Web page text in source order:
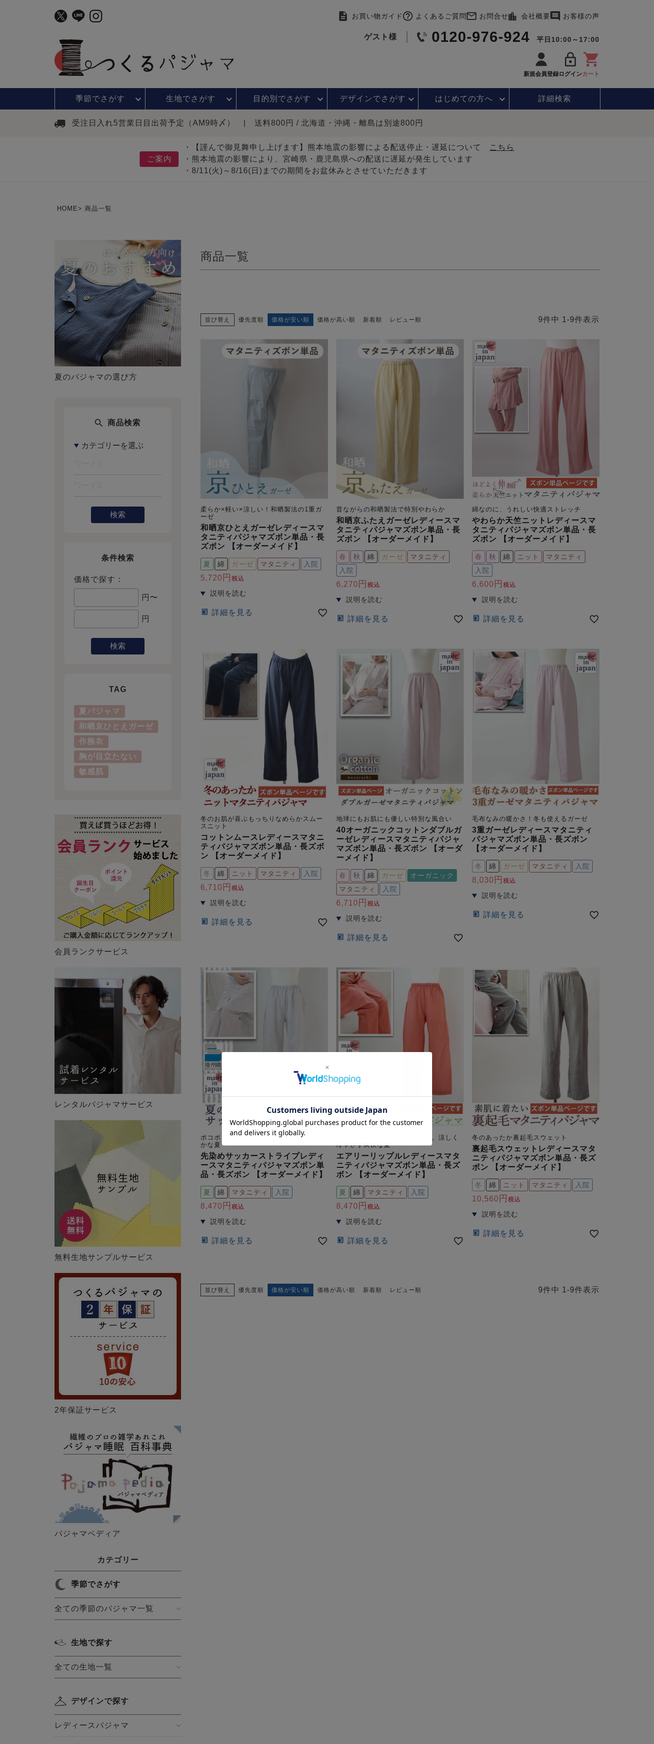
お買い物ガイド よくあるご質問 お問合せ 会社概要 お客様の声
ゲスト様 0120-976-924 平日10:00～17:00
新規会員登録ログインカート
季節でさがす 生地でさがす 目的別でさがす デザインでさがす はじめての方へ 詳細検索
受注日入れ5営業日目出荷予定（AM9時〆） 送料800円 / 北海道・沖縄・離島は別途800円
ご案内
・【謹んで御見舞申し上げます】熊本地震の影響による配送停止・遅延について
こちら
・熊本地震の影響により、宮崎県・鹿児島県への配送に遅延が発生しています
・8/11(火)～8/16(日)までの期間をお盆休みとさせていただきます
HOME 商品一覧
夏のパジャマの選び方
商品検索
検索
条件検索
価格で探す：
円〜
円
検索
TAG
夏パジャマ
和晒京ひとえガーゼ
作務衣
胸が目立たない
敏感肌
会員ランクサービス
レンタルパジャマサービス
無料生地サンプルサービス
2年保証サービス
パジャマペディア
カテゴリー
季節でさがす
全ての季節のパジャマ一覧
生地で探す
全ての生地一覧
デザインで探す
レディースパジャマ
商品一覧
並び替え 優先度順 価格が安い順 価格が高い順 新着順 レビュー順 9件中 1 -9件表示
柔らか×軽い×涼しい！和晒製法の1重ガ
ーゼ
和晒京ひとえガーゼレディースマ
タニティパジャマズボン単品・長
ズボン 【オーダーメイド】
夏 綿 ガーゼ マタニティ 入院
5,720 税込
詳細を見る
昔ながらの和晒製法で特別やわらか
和晒京ふたえガーゼレディースマ
タニティパジャマズボン単品・長
ズボン 【オーダーメイド】
春 秋 綿 ガーゼ
マタニティ
入院
6,270 税込
詳細を見る
綿なのに、うれしい快適ストレッチ
やわらか天竺ニットレディースマ
タニティパジャマズボン単品・長
ズボン 【オーダーメイド】
春 秋 綿 ニット
マタニティ
入院
6,600 税込
詳細を見る
冬のお肌が喜ぶもっちりなめらかスムー
スニット
コットンムースレディースマタニ
ティパジャマズボン単品・長ズボ
ン 【オーダーメイド】
冬 綿 ニット マタニティ 入院
6,710 税込
詳細を見る
地球にもお肌にも優しい特別な風合い
40オーガニックコットンダブルガ
ーゼレディースマタニティパジャ
マズボン単品・長ズボン 【オーダ
ーメイド】
春 秋 綿 ガーゼ
オーガニック
マタニティ
入院
6,710 税込
詳細を見る
毛布なみの暖かさ！冬も使えるガーゼ
3重ガーゼレディースマタニティ
パジャマズボン単品・長ズボン
【オーダーメイド】
冬 綿 ガーゼ マタニティ 入院
8,030 税込
詳細を見る
ポコポコ感でベタつかない！涼しい爽や
かな夏
先染めサッカーストライプレディ
ースマタニティパジャマズボン単
品・長ズボン 【オーダーメイド】
夏 綿 マタニティ 入院
8,470 税込
詳細を見る
ふわっと軽やか、ベタつかない。涼しく
冷やさず爽快な夏
エアリーリップルレディースマタ
ニティパジャマズボン単品・長ズ
ボン 【オーダーメイド】
夏 綿 マタニティ 入院
8,470 税込
詳細を見る
冬のあったか裏起毛スウェット
裏起毛スウェットレディースマタ
ニティパジャマズボン単品・長ズ
ボン 【オーダーメイド】
冬 綿 ニット マタニティ 入院
10,560 税込
詳細を見る
並び替え 優先度順 価格が安い順 価格が高い順 新着順 レビュー順 9件中 1 -9件表示